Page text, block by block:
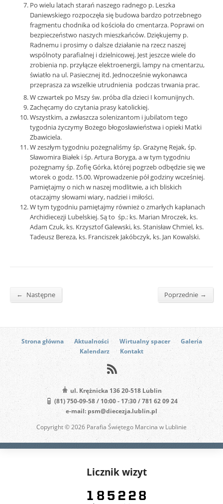
Po wielu latach starań naszego radnego p. Leszka
Daniewskiego rozpoczęła się budowa bardzo potrzebnego
fragmentu chodnika od kościoła do cmentarza. Poprawi on
bezpieczeństwo naszych mieszkańców. Dziękujemy p.
Radnemu i prosimy o dalsze działanie na rzecz naszej
wspólnoty parafialnej i dzielnicowej. Jest jeszcze wiele do
zrobienia np. przyłącze elektroenergii, lampy na cmentarzu,
światło na ul. Pasiecznej itd. Jednocześnie wykonawca
przeprasza za wszelkie utrudnienia podczas trwania prac.
W czwartek po Mszy św. próba dla dzieci I komunijnych.
Zachęcamy do czytania prasy katolickiej.
Wszystkim, a zwłaszcza solenizantom i jubilatom tego
tygodnia życzymy Bożego błogosławieństwa i opieki Matki
Zbawiciela.
W zeszłym tygodniu pożegnaliśmy śp. Grażynę Rejak, śp.
Sławomira Białek i śp. Artura Boryga, a w tym tygodniu
pożegnamy śp. Zofię Górka, której pogrzeb odbędzie się we
wtorek o godz. 15.00. Wprowadzenie pół godziny wcześniej.
Pamiętajmy o nich w naszej modlitwie, a ich bliskich
otaczajmy słowami wiary, nadziei i miłości.
W tym tygodniu pamiętajmy również o zmarłych kapłanach
Archidiecezji Lubelskiej. Są to śp.: ks. Marian Mroczek, ks.
Adam Czuk, ks. Krzysztof Galewski, ks. Stanisław Chmiel, ks.
Tadeusz Bereza, ks. Franciszek Jakóbczyk, ks. Jan Kowalski.
← Następne Poprzednie →
Strona główna Aktualności Wirtualny spacer
Galeria
Kalendarz
Kontakt
ul. Krężnicka 136 20-518 Lublin
(81) 750-09-58 / 10:00 - 17:30 / 781 62 09 24
e-mail: psm@diecezja.lublin.pl
Copyright © 2026 Parafia Świętego Marcina w Lublinie
Licznik wizyt